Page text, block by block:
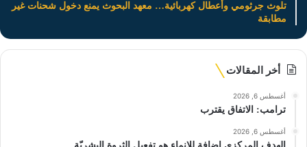
تلوث جرثومي وأعطال كهربائية… معهد البحوث يمنع دخول شحنات غير
مطابقة
أخر المقالات
أغسطس 6, 2026
ترامب: الاتفاق يقترب
أغسطس 6, 2026